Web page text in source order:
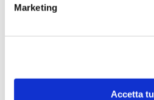
Marketing
Accetta
BANCAFORTE TV
Fracassi (Multiply
di Flavio Padovan, Maddalena
realizzati con l'AI funzionano.